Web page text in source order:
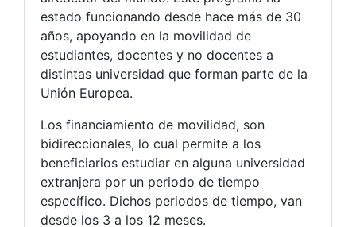
estado funcionando desde hace más de 30
años, apoyando en la movilidad de
estudiantes, docentes y no docentes a
distintas universidad que forman parte de la
Unión Europea.
Los financiamiento de movilidad, son
bidireccionales, lo cual permite a los
beneficiarios estudiar en alguna universidad
extranjera por un periodo de tiempo
específico. Dichos periodos de tiempo, van
desde los 3 a los 12 meses.